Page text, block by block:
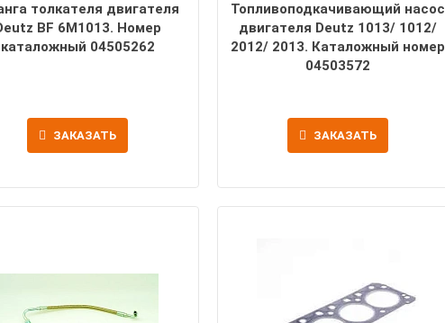
толкателя двигателя
BF 6M1013. Номер
каталожный 04505262
ЗАКАЗАТЬ
Топливоподкачивающий насос
двигателя Deutz 1013/ 1012/
2012/ 2013. Каталожный номер
04503572
ЗАКАЗАТЬ